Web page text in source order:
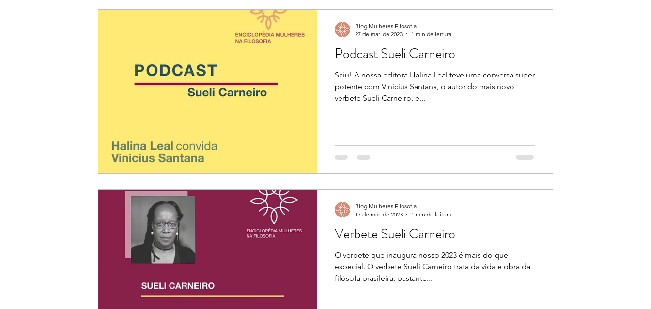
Podcast Sueli Carneiro
Saiu! A nossa editora Halina Leal teve uma conversa super
potente com Vinicius Santana, o autor do mais novo
verbete Sueli Carneiro, e...
Blog Mulheres Filosofia
27 de mar. de 2023
1 min de leitura
Verbete Sueli Carneiro
O verbete que inaugura nosso 2023 é mais do que
especial. O verbete Sueli Carneiro trata da vida e obra da
filósofa brasileira, bastante...
Blog Mulheres Filosofia
17 de mar. de 2023
1 min de leitura